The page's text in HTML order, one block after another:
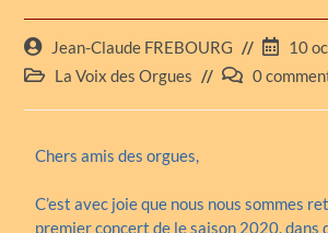
Jean-Claude FREBOURG
10
La Voix des Orgues
0
Chers amis des orgues,
C’est avec joie que nous nous sommes
premier concert de le saison 2020, dans